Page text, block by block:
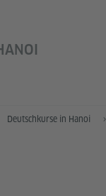
Deutschkurse in Hanoi